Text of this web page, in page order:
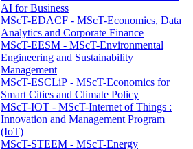
AI for Business
MScT-EDACF - MScT-Economics, Data
Analytics and Corporate Finance
MScT-EESM - MScT-Environmental
Engineering and Sustainability
Management
MScT-ESCLiP - MScT-Economics for
Smart Cities and Climate Policy
MScT-IOT - MScT-Internet of Things :
Innovation and Management Program
(IoT)
MScT-STEEM - MScT-Energy